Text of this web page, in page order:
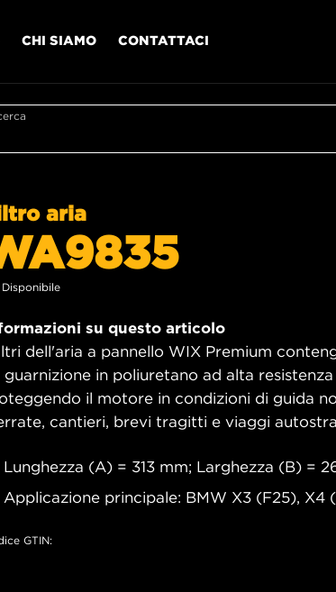
CHI SIAMO CONTATTACI
aria
Disponibile
su questo articolo
dell'aria a pannello WIX Premium
guarnizione in poliuretano ad alta
il motore in condizioni di guida
cantieri, brevi tragitti e viaggi
Lunghezza (A) = 313 mm; Larghezza (B) =
Applicazione principale: BMW X3 (F25), X4
GTIN: